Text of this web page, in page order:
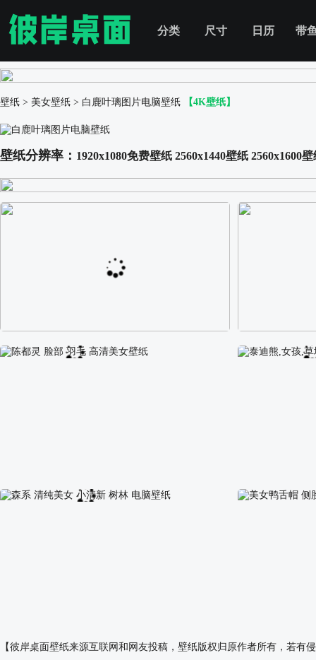
分类 尺寸 日历 带
壁纸 > 美女壁纸 > 白鹿叶璃图片电脑壁纸 【4K壁纸】
壁纸分辨率： 1920x1080免费壁纸 2560x1440壁纸 2560x1600壁
阿尔卑斯山区自然风景壁纸 校园长发可爱
陈都灵 脸部 羽毛 高清美女壁纸 泰迪熊,女孩,草
【彼岸桌面壁纸来源互联网和网友投稿，壁纸版权归原作者所有，若